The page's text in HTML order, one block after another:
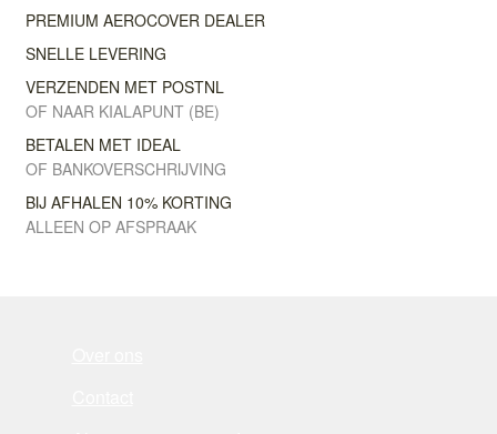
PREMIUM AEROCOVER DEALER
SNELLE LEVERING
VERZENDEN MET POSTNL
OF NAAR KIALAPUNT (BE)
BETALEN MET IDEAL
OF BANKOVERSCHRIJVING
BIJ AFHALEN 10% KORTING
ALLEEN OP AFSPRAAK